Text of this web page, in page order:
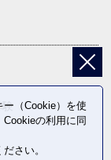
（Cookie）を使
の利用に同
さい。